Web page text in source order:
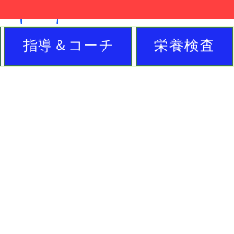
指導＆コーチ 栄養検査